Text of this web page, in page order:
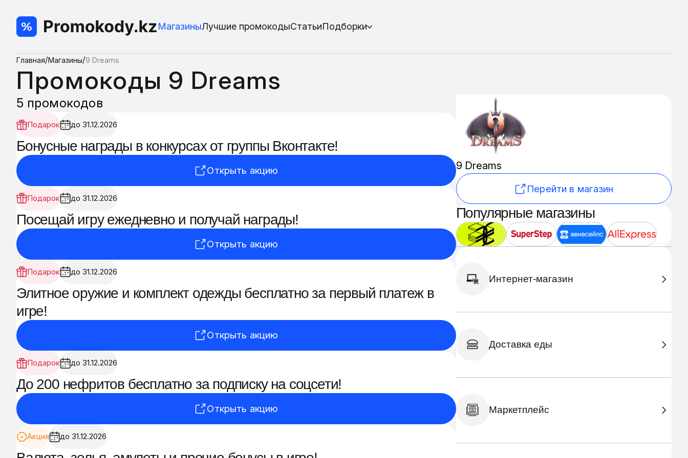
МагазиныЛучшие промокодыСтатьиПодборки
Главная/Магазины/9 Dreams
Промокоды 9 Dreams
5 промокодов
Подарок до 31.12.2026
Бонусные награды в конкурсах от группы Вконтакте!
Открыть акцию
Подарок до 31.12.2026
Посещай игру ежедневно и получай награды!
Открыть акцию
Подарок до 31.12.2026
Элитное оружие и комплект одежды бесплатно за первый платеж в
игре!
Открыть акцию
Подарок до 31.12.2026
До 200 нефритов бесплатно за подписку на соцсети!
Открыть акцию
Акция до 31.12.2026
9 Dreams
Перейти в магазин
Популярные магазины
Интернет-магазин
Доставка еды
Маркетплейс